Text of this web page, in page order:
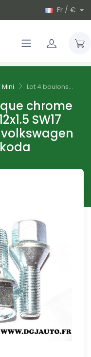
Fr / €
Mini Lot 4 boulons...
chrome
SW17